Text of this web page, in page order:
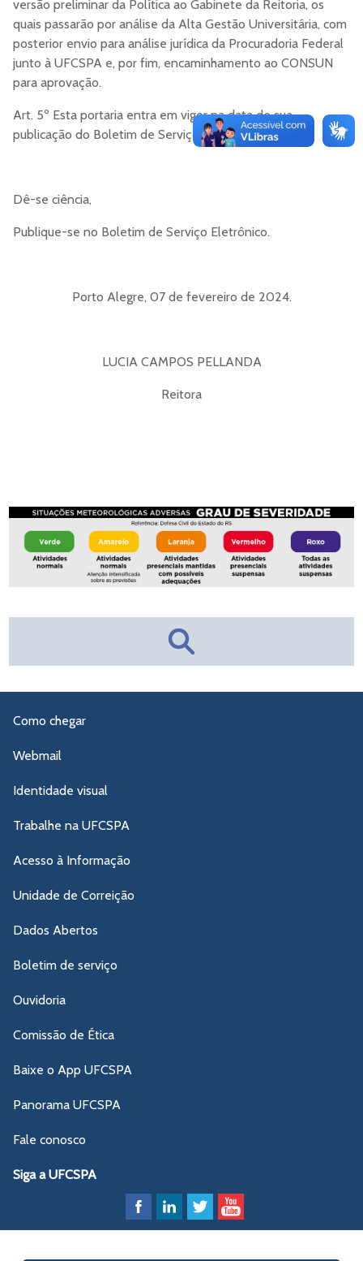
versão preliminar da Política ao Gabinete da Reitoria, os
quais passarão por análise da Alta Gestão Universitária, com
posterior envio para análise jurídica da Procuradoria Federal
junto à UFCSPA e, por fim, encaminhamento ao CONSUN
para aprovação.
Art. 5º Esta portaria entra em vigor na data de sua
publicação do Boletim de Serviço Eletrônico.
Dê-se ciência,
Publique-se no Boletim de Serviço Eletrônico.
Porto Alegre, 07 de fevereiro de 2024.
LUCIA CAMPOS PELLANDA
Reitora
Como chegar
Webmail
Identidade visual
Trabalhe na UFCSPA
Acesso à Informação
Unidade de Correição
Dados Abertos
Boletim de serviço
Ouvidoria
Comissão de Ética
Baixe o App UFCSPA
Panorama UFCSPA
Fale conosco
Siga a UFCSPA